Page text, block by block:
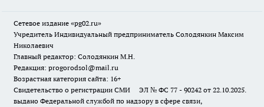
Сетевое издание «pg02.ru»
Учредитель Индивидуальный предприниматель Солодянкин Максим
Николаевич
Главный редактор: Солодянкин М.Н.
Редакция: progorodsol@mail.ru
Возрастная категория сайта: 16+
Свидетельство о регистрации СМИ ЭЛ № ФС 77 - 90242 от 22.10.2025.
выдано Федеральной службой по надзору в сфере связи,